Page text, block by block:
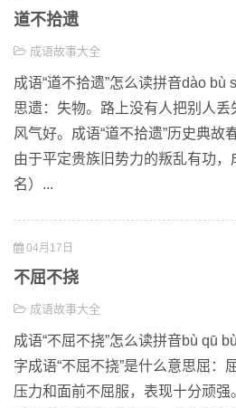
道不拾遗
成语故事大全
成语“道不拾遗”怎么读拼音dào bù
思遗：失物。路上没有人把别人
风气好。成语“道不拾遗”历史典故
由于平定贵族旧势力的叛乱有功，
名）...
04月17日
不屈不挠
成语故事大全
成语“不屈不挠”怎么读拼音bù qū
字成语“不屈不挠”是什么意思屈：
压力和面前不屈服，表现十分顽强